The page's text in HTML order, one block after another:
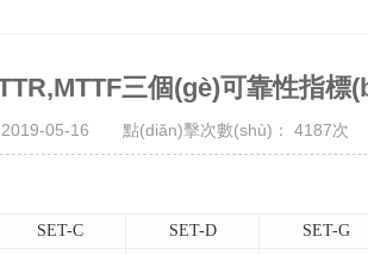
三個(gè)可靠性指標
2019-05-16 點(diǎn)擊次數(shù)： 4187次
SET-C SET-D
SET-G